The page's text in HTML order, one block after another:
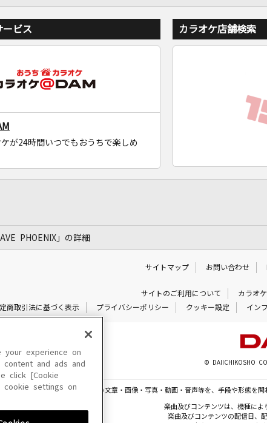
ービス
が24時間いつでもおうちで楽しめ
カラオケ店舗検索
PHOENIX」の詳細
サイトマップ お問い合わせ
サイトのご利用について カラオ
商取引法に基づく表示
プライバシーポリシー クッキー設定 イン
© DAIICHIKOSHO
このサイトに掲載されている一切の文章・画像・写真・動画・音声等を、手段や形態を
楽曲及びコンテンツは、機種によ
楽曲及びコンテンツの配信日、
your experience on
and ads and
click [Cookie
cookie settings on